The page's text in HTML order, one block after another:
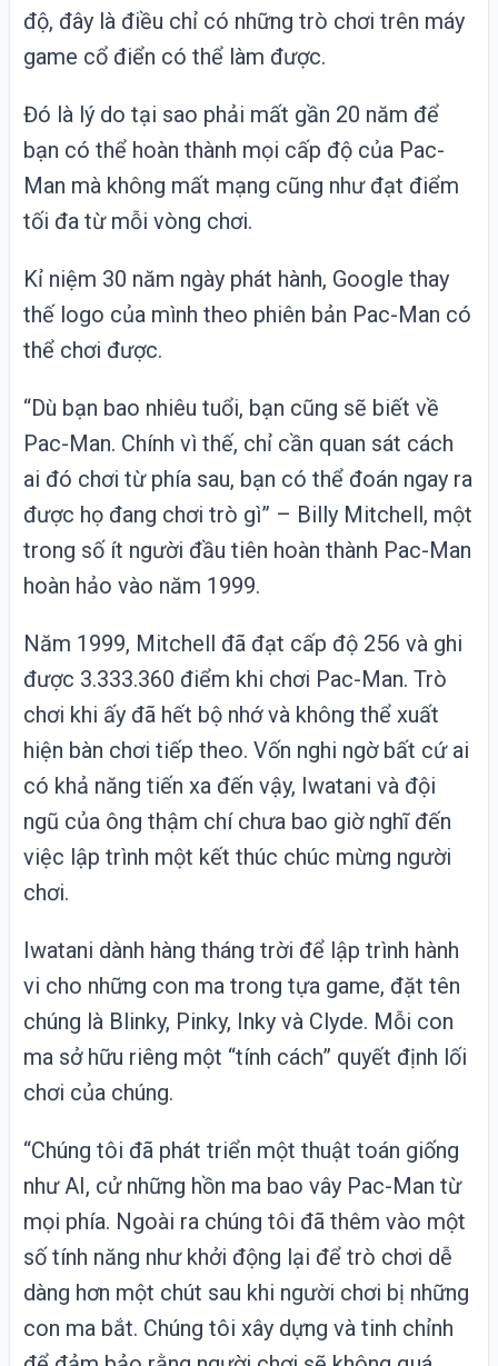
độ, đây là điều chỉ có những trò chơi trên máy
game cổ điển có thể làm được.
Đó là lý do tại sao phải mất gần 20 năm để
bạn có thể hoàn thành mọi cấp độ của Pac-
Man mà không mất mạng cũng như đạt điểm
tối đa từ mỗi vòng chơi.
Kỉ niệm 30 năm ngày phát hành, Google thay
thế logo của mình theo phiên bản Pac-Man có
thể chơi được.
“Dù bạn bao nhiêu tuổi, bạn cũng sẽ biết về
Pac-Man. Chính vì thế, chỉ cần quan sát cách
ai đó chơi từ phía sau, bạn có thể đoán ngay ra
được họ đang chơi trò gì” – Billy Mitchell, một
trong số ít người đầu tiên hoàn thành Pac-Man
hoàn hảo vào năm 1999.
Năm 1999, Mitchell đã đạt cấp độ 256 và ghi
được 3.333.360 điểm khi chơi Pac-Man. Trò
chơi khi ấy đã hết bộ nhớ và không thể xuất
hiện bàn chơi tiếp theo. Vốn nghi ngờ bất cứ ai
có khả năng tiến xa đến vậy, Iwatani và đội
ngũ của ông thậm chí chưa bao giờ nghĩ đến
việc lập trình một kết thúc chúc mừng người
chơi.
Iwatani dành hàng tháng trời để lập trình hành
vi cho những con ma trong tựa game, đặt tên
chúng là Blinky, Pinky, Inky và Clyde. Mỗi con
ma sở hữu riêng một “tính cách” quyết định lối
chơi của chúng.
“Chúng tôi đã phát triển một thuật toán giống
như AI, cử những hồn ma bao vây Pac-Man từ
mọi phía. Ngoài ra chúng tôi đã thêm vào một
số tính năng như khởi động lại để trò chơi dễ
dàng hơn một chút sau khi người chơi bị những
con ma bắt. Chúng tôi xây dựng và tinh chỉnh